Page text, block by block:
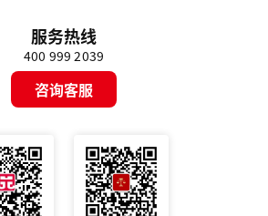
服务热线
400 999 2039
咨询客服